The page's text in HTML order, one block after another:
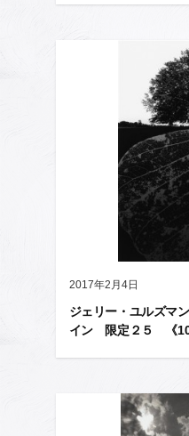
2017年2月4日
ジェリー・ユルズ
イン 限定２５ 《